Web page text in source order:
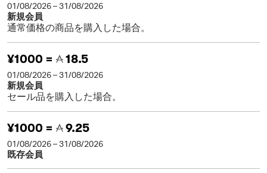
01/08/2026 – 31/08/2026
新規会員
通常価格の商品を購入した場合。
¥1000 = 18.5
01/08/2026 – 31/08/2026
新規会員
セール品を購入した場合。
¥1000 = 9.25
01/08/2026 – 31/08/2026
既存会員